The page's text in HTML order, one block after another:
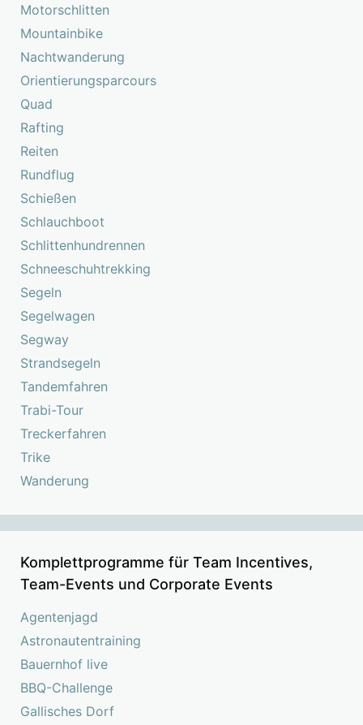
Motorschlitten
Mountainbike
Nachtwanderung
Orientierungsparcours
Quad
Rafting
Reiten
Rundflug
Schießen
Schlauchboot
Schlittenhundrennen
Schneeschuhtrekking
Segeln
Segelwagen
Segway
Strandsegeln
Tandemfahren
Trabi-Tour
Treckerfahren
Trike
Wanderung
Komplettprogramme für Team Incentives,
Team-Events und Corporate Events
Agentenjagd
Astronautentraining
Bauernhof live
BBQ-Challenge
Gallisches Dorf